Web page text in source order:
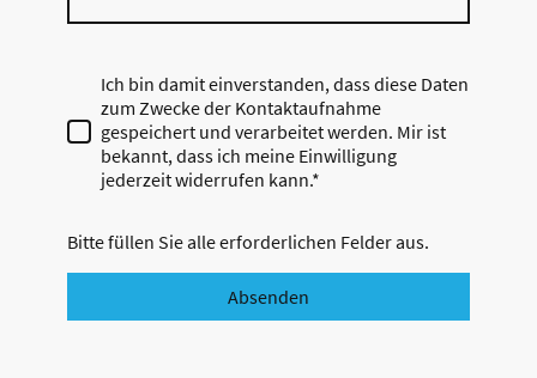
Ich bin damit einverstanden, dass diese Daten
zum Zwecke der Kontaktaufnahme
gespeichert und verarbeitet werden. Mir ist
bekannt, dass ich meine Einwilligung
jederzeit widerrufen kann.*
Bitte füllen Sie alle erforderlichen Felder aus.
Absenden